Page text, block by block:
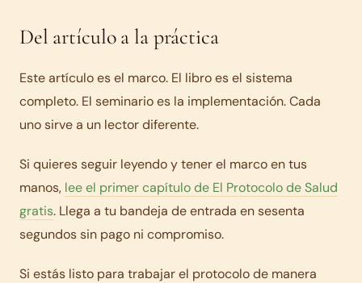
Del artículo a la práctica
Este artículo es el marco. El libro es el sistema
completo. El seminario es la implementación. Cada
uno sirve a un lector diferente.
Si quieres seguir leyendo y tener el marco en tus
manos, lee el primer capítulo de El Protocolo de Salud
gratis. Llega a tu bandeja de entrada en sesenta
segundos sin pago ni compromiso.
Si estás listo para trabajar el protocolo de manera